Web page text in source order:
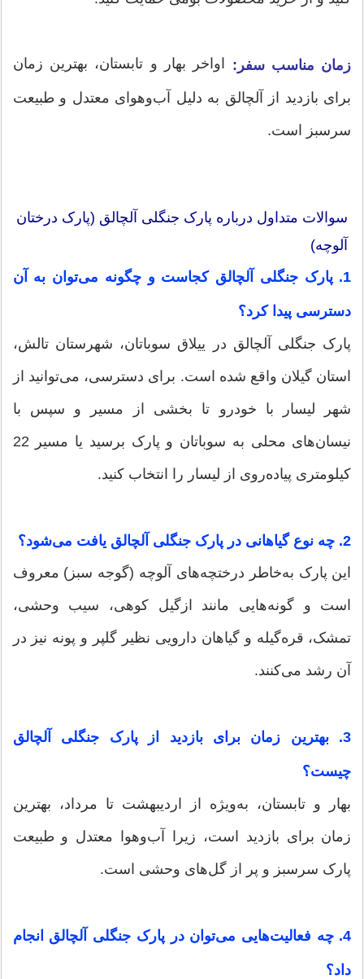
زمان مناسب سفر: اواخر بهار و تابستان، بهترین زمان
برای بازدید از آلچالق به دلیل آب‌وهوای معتدل و طبیعت
سرسبز است.
سوالات متداول درباره پارک جنگلی آلچالق (پارک درختان
آلوچه)
1. پارک جنگلی آلچالق کجاست و چگونه می‌توان به آن
دسترسی پیدا کرد؟
پارک جنگلی آلچالق در ییلاق سوباتان، شهرستان تالش،
استان گیلان واقع شده است. برای دسترسی، می‌توانید از
شهر لیسار با خودرو تا بخشی از مسیر و سپس با
نیسان‌های محلی به سوباتان و پارک برسید یا مسیر 22
کیلومتری پیاده‌روی از لیسار را انتخاب کنید.
2. چه نوع گیاهانی در پارک جنگلی آلچالق یافت می‌شود؟
این پارک به‌خاطر درختچه‌های آلوچه (گوجه سبز) معروف
است و گونه‌هایی مانند ازگیل کوهی، سیب وحشی،
تمشک، قره‌گیله و گیاهان دارویی نظیر گلپر و پونه نیز در
آن رشد می‌کنند.
3. بهترین زمان برای بازدید از پارک جنگلی آلچالق
چیست؟
بهار و تابستان، به‌ویژه از اردیبهشت تا مرداد، بهترین
زمان برای بازدید است، زیرا آب‌وهوا معتدل و طبیعت
پارک سرسبز و پر از گل‌های وحشی است.
4. چه فعالیت‌هایی می‌توان در پارک جنگلی آلچالق انجام
داد؟